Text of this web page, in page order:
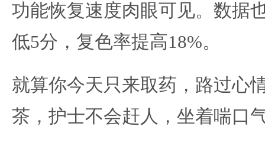
功能恢复速度肉眼可见。数据
低5分，复色率提高18%。
就算你今天只来取药，路过心
茶，护士不会赶人，坐着喘口